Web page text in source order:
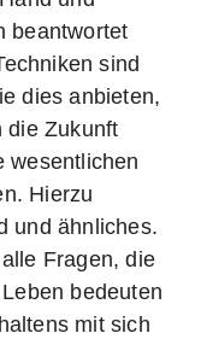
beantwortet
sind
dies anbieten,
die Zukunft
wesentlichen
Hierzu
und ähnliches.
Fragen, die
bedeuten
mit sich